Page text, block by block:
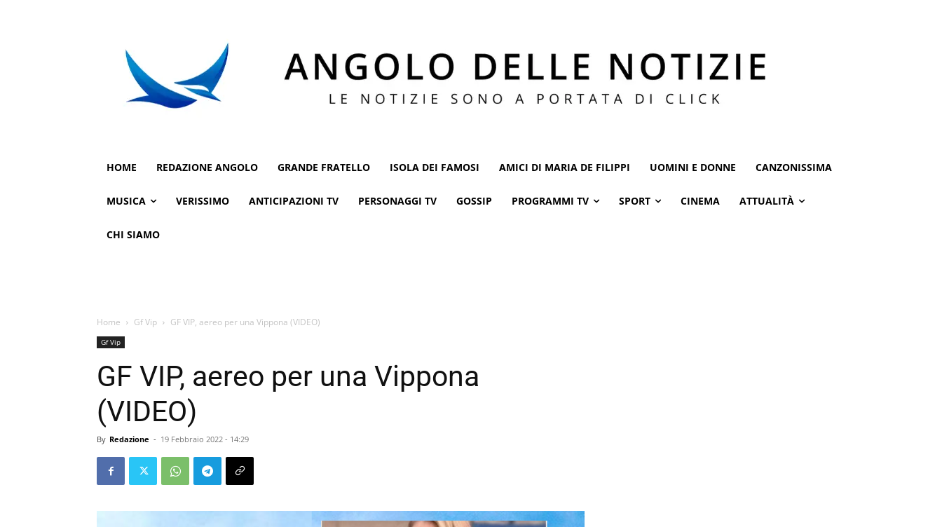
HOME REDAZIONE ANGOLO GRANDE FRATELLO ISOLA DEI FAMOSI AMICI DI MARIA DE FILIPPI UOMINI E DONNE CANZONISSIMA
MUSICA VERISSIMO ANTICIPAZIONI TV PERSONAGGI TV GOSSIP PROGRAMMI TV SPORT CINEMA ATTUALITÀ
CHI SIAMO
Home Gf Vip GF VIP, aereo per una Vippona (VIDEO)
Gf Vip
GF VIP, aereo per una Vippona
(VIDEO)
By Redazione - 19 Febbraio 2022 - 14:29